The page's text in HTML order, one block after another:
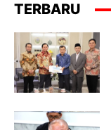
TERBARU